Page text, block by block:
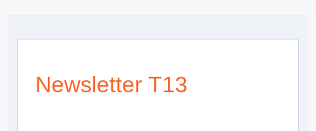
Newsletter T13